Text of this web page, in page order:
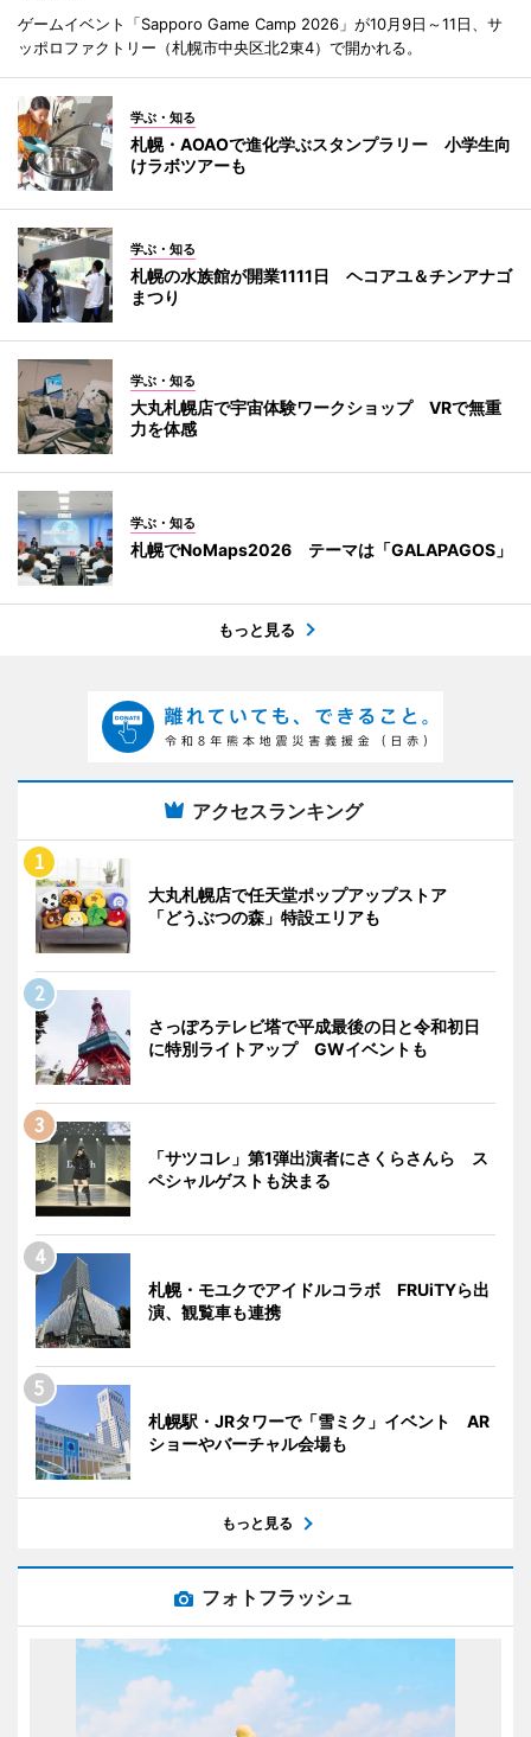
ゲームイベント「Sapporo Game Camp 2026」が10月9日～11日、サ
ッポロファクトリー（札幌市中央区北2東4）で開かれる。
学ぶ・知る
札幌・AOAOで進化学ぶスタンプラリー 小学生向
けラボツアーも
学ぶ・知る
札幌の水族館が開業1111日 ヘコアユ＆チンアナゴ
まつり
学ぶ・知る
大丸札幌店で宇宙体験ワークショップ VRで無重
力を体感
学ぶ・知る
札幌でNoMaps2026 テーマは「GALAPAGOS」
もっと見る
アクセスランキング
大丸札幌店で任天堂ポップアップストア
「どうぶつの森」特設エリアも
さっぽろテレビ塔で平成最後の日と令和初日
に特別ライトアップ GWイベントも
「サツコレ」第1弾出演者にさくらさんら ス
ペシャルゲストも決まる
札幌・モユクでアイドルコラボ FRUiTYら出
演、観覧車も連携
札幌駅・JRタワーで「雪ミク」イベント AR
ショーやバーチャル会場も
もっと見る
フォトフラッシュ